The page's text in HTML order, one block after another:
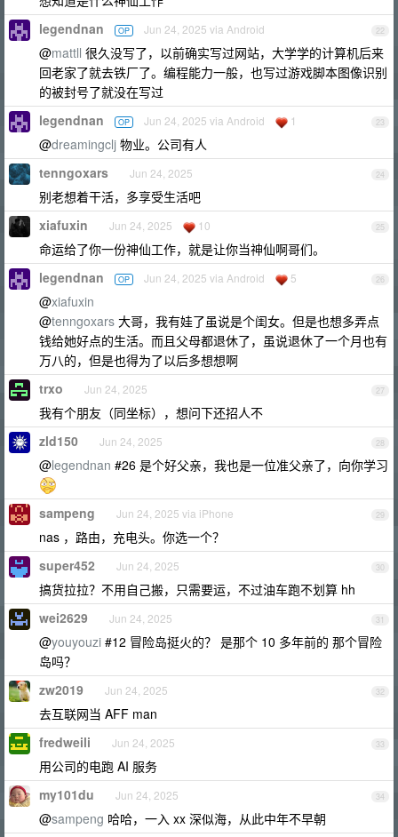
22
legendnan OP Jun 24, 2025 via Android
@mattll 很久没写了，以前确实写过网站，大学学的计算机后来
回老家了就去铁厂了。编程能力一般，也写过游戏脚本图像识别
的被封号了就没在写过
23
legendnan OP Jun 24, 2025 via Android 1
@dreamingclj 物业。公司有人
24
tenngoxars Jun 24, 2025
别老想着干活，多享受生活吧
25
xiafuxin Jun 24, 2025 10
命运给了你一份神仙工作，就是让你当神仙啊哥们。
26
legendnan OP Jun 24, 2025 via Android 5
@xiafuxin
@tenngoxars 大哥，我有娃了虽说是个闺女。但是也想多弄点
钱给她好点的生活。而且父母都退休了，虽说退休了一个月也有
万八的，但是也得为了以后多想想啊
27
trxo Jun 24, 2025
我有个朋友（同坐标），想问下还招人不
28
zld150 Jun 24, 2025
@legendnan #26 是个好父亲，我也是一位准父亲了，向你学习
29
sampeng Jun 24, 2025 via iPhone
nas ，路由，充电头。你选一个？
30
super452 Jun 24, 2025
搞货拉拉？不用自己搬，只需要运，不过油车跑不划算 hh
31
wei2629 Jun 24, 2025
@youyouzi #12 冒险岛挺火的？ 是那个 10 多年前的 那个冒险
岛吗？
32
zw2019 Jun 24, 2025
去互联网当 AFF man
33
fredweili Jun 24, 2025
用公司的电跑 AI 服务
34
my101du Jun 24, 2025
@sampeng 哈哈，一入 xx 深似海，从此中年不早朝